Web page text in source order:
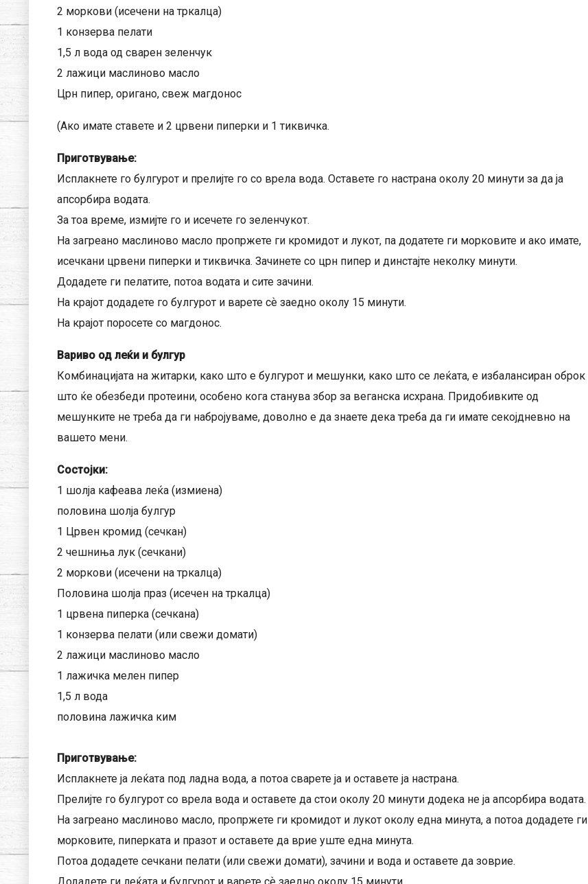
2 моркови (исечени на тркалца)
1 конзерва пелати
1,5 л вода од сварен зеленчук
2 лажици маслиново масло
Црн пипер, оригано, свеж магдонос
(Ако имате ставете и 2 црвени пиперки и 1 тиквичка.
Приготвување:
Исплакнете го булгурот и прелијте го со врела вода. Оставете го настрана околу 20 минути за да ја
апсорбира водата.
За тоа време, измијте го и исечете го зеленчукот.
На загреано маслиново масло пропржете ги кромидот и лукот, па додатете ги морковите и ако имате,
исечкани црвени пиперки и тиквичка. Зачинете со црн пипер и динстајте неколку минути.
Додадете ги пелатите, потоа водата и сите зачини.
На крајот додадете го булгурот и варете сѐ заедно околу 15 минути.
На крајот поросете со магдонос.
Вариво од леќи и булгур
Комбинацијата на житарки, како што е булгурот и мешунки, како што се леќата, е избалансиран оброк
што ќе обезбеди протеини, особено кога станува збор за веганска исхрана. Придобивките од
мешунките не треба да ги набројуваме, доволно е да знаете дека треба да ги имате секојдневно на
вашето мени.
Состојки:
1 шолја кафеава леќа (измиена)
половина шолја булгур
1 Црвен кромид (сечкан)
2 чешниња лук (сечкани)
2 моркови (исечени на тркалца)
Половина шолја праз (исечен на тркалца)
1 црвена пиперка (сечкана)
1 конзерва пелати (или свежи домати)
2 лажици маслиново масло
1 лажичка мелен пипер
1,5 л вода
половина лажичка ким
Приготвување:
Исплакнете ја леќата под ладна вода, а потоа сварете ја и оставете ја настрана.
Прелијте го булгурот со врела вода и оставете да стои околу 20 минути додека не ја апсорбира водата.
На загреано маслиново масло, пропржете ги кромидот и лукот околу една минута, а потоа додадете ги
морковите, пиперката и празот и оставете да врие уште една минута.
Потоа додадете сечкани пелати (или свежи домати), зачини и вода и оставете да зоврие.
Додадете ги леќата и булгурот и варете сѐ заедно околу 15 минути.